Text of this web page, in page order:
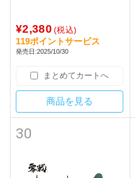
¥2,380 (税込)
119ポイントサービス
発売日:2025/10/30
まとめてカートへ
商品を見る
30